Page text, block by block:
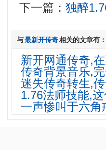
下一篇：独醉
与最新开传奇相关的文章有：
新开网通传奇,
传奇背景音乐,
迷失传奇转生,
1.76法师技能,
一声惨叫于六角